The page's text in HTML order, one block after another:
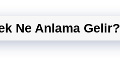
Ne Anlama Gelir?